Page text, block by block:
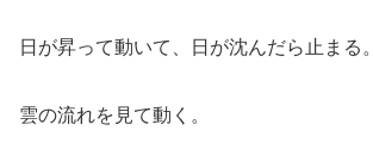
日が昇って動いて、日が沈んだら止まる。
雲の流れを見て動く。